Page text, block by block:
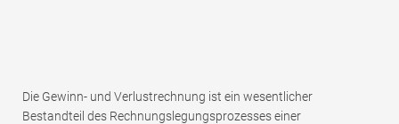
Die Gewinn- und Verlustrechnung ist ein wesentlicher
Bestandteil des Rechnungslegungsprozesses einer